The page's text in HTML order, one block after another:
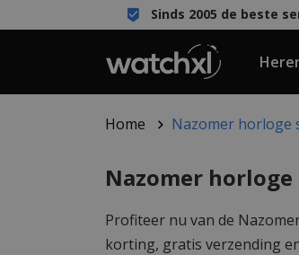
Sinds 2005 de beste
Home Nazomer horloge
Nazomer horloge
Profiteer nu van de
korting, gratis verzending